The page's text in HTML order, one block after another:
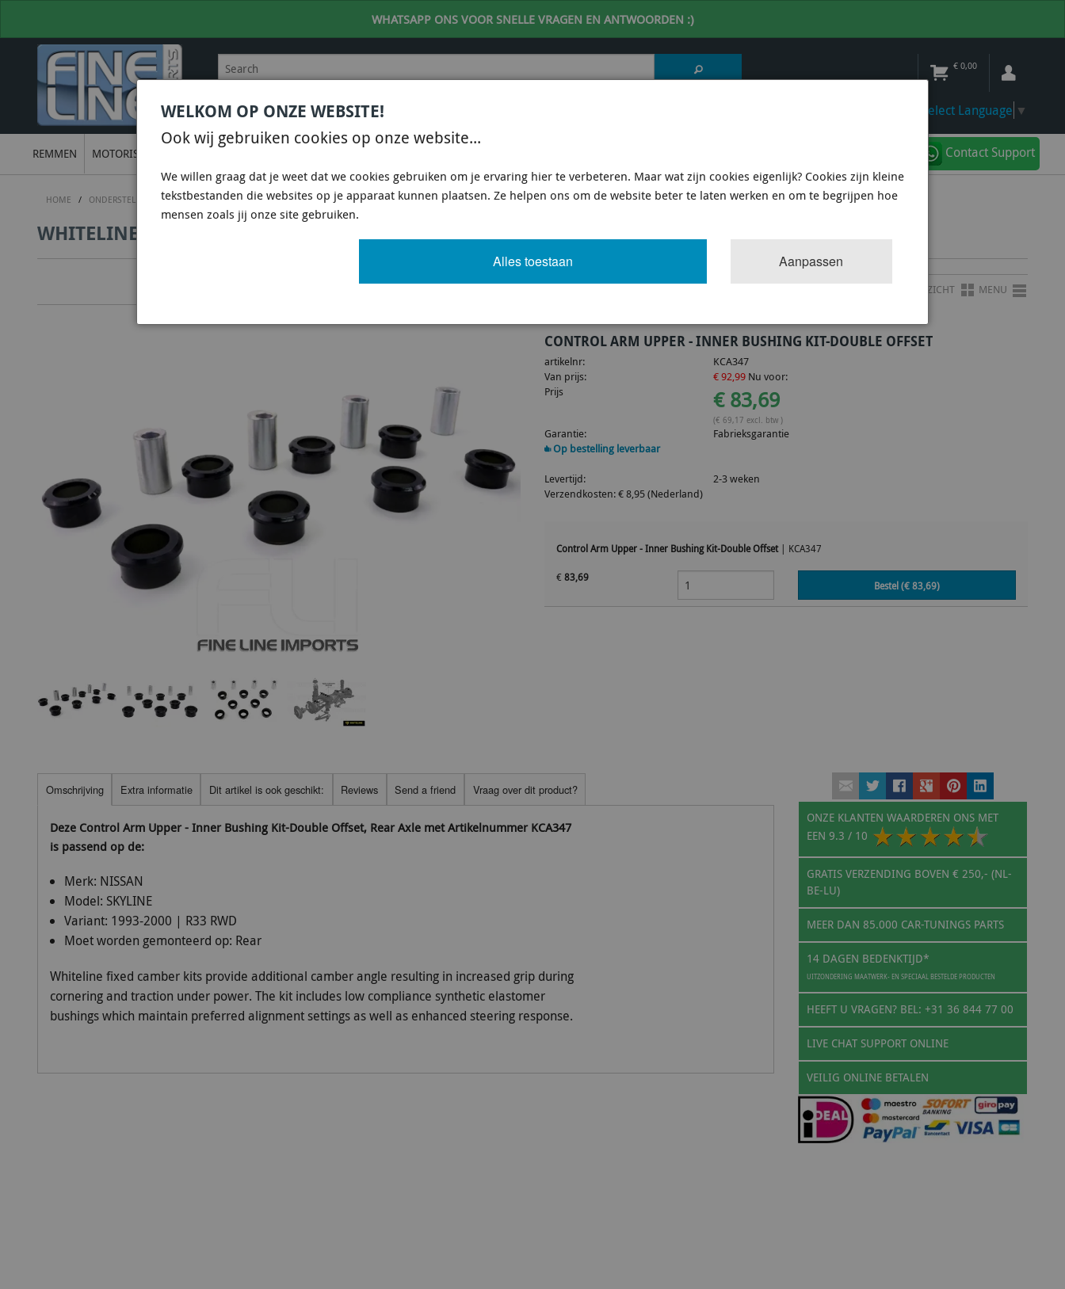
WHATSAPP ONS VOOR SNELLE VRAGEN EN ANTWOORDEN :)
€ 0,00
BEL +31 36 844 77 00VOOR DESKUNDIG ADVIES Select Language ▼
REMMEN MOTORISCH Contact Support
HOME / ONDERSTEL WHITELINE SUSPENSION & CHASSIS / WHITELINE KCA347 - CONTROL ARM UPPER - INNER BUSHING KIT-DOUBLE OFFSET
WHITELINE KCA347 - CONTROL ARM UPPER - INNER BUSHING KIT-DOUBLE OFFSET
Artikel675 van 3503 OVERZICHT MENU
CONTROL ARM UPPER - INNER BUSHING KIT-DOUBLE OFFSET
artikelnr:
KCA347
Van prijs:
€ 92,99 Nu voor:
Prijs
€ 83,69
(€ 69,17 excl. btw )
Garantie:
Fabrieksgarantie
Op bestelling leverbaar
Levertijd:
2-3 weken
Verzendkosten: € 8,95 (Nederland)
Control Arm Upper - Inner Bushing Kit-Double Offset| KCA347
€ 83,69
Bestel (€83,69)
ONZE KLANTEN WAARDEREN ONS MET
EEN 9.3 / 10
GRATIS VERZENDING BOVEN € 250,- (NL-
BE-LU)
MEER DAN 85.000 CAR-TUNINGS PARTS
14 DAGEN BEDENKTIJD*
UITZONDERING MAATWERK- EN SPECIAAL BESTELDE PRODUCTEN
HEEFT U VRAGEN? BEL: +31 36 844 77 00
LIVE CHAT SUPPORT ONLINE
VEILIG ONLINE BETALEN
Omschrijving Extra informatie Dit artikel is ook geschikt: Reviews Send a friend Vraag over dit product?
Deze Control Arm Upper - Inner Bushing Kit-Double Offset, Rear Axle met Artikelnummer KCA347
is passend op de:
Merk: NISSAN
Model: SKYLINE
Variant: 1993-2000 | R33 RWD
Moet worden gemonteerd op: Rear
Whiteline fixed camber kits provide additional camber angle resulting in increased grip during
cornering and traction under power. The kit includes low compliance synthetic elastomer
bushings which maintain preferred alignment settings as well as enhanced steering response.
WELKOM OP ONZE WEBSITE!
Ook wij gebruiken cookies op onze website...
We willen graag dat je weet dat we cookies gebruiken om je ervaring hier te verbeteren. Maar wat zijn cookies eigenlijk? Cookies zijn kleine
tekstbestanden die websites op je apparaat kunnen plaatsen. Ze helpen ons om de website beter te laten werken en om te begrijpen hoe
mensen zoals jij onze site gebruiken.
Aanpassen
Alles toestaan